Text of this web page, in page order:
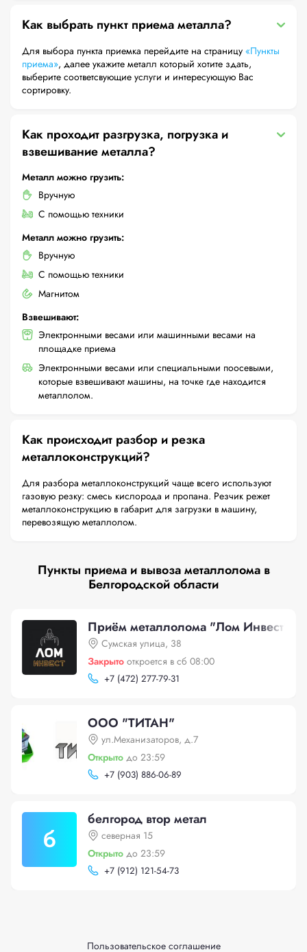
Как выбрать пункт приема металла?
Для выбора пункта приемка перейдите на страницу «Пункты
приема», далее укажите металл который хотите здать,
выберите соответсвующие услуги и интересующую Вас
сортировку.
Как проходит разгрузка, погрузка и
взвешивание металла?
Металл можно грузить:
Вручную
С помощью техники
Металл можно грузить:
Вручную
С помощью техники
Магнитом
Взвешивают:
Электронными весами или машинными весами на
площадке приема
Электронными весами или специальными поосевыми,
которые взвешивают машины, на точке где находится
металлолом.
Как происходит разбор и резка
металлоконструкций?
Для разбора металлоконструкций чаще всего используют
газовую резку: смесь кислорода и пропана. Резчик режет
металлоконструкцию в габарит для загрузки в машину,
перевозящую металлолом.
Пункты приема и вывоза металлолома в
Белгородской области
Приём металлолома "Лом Инвест",
Сумская улица, 38
Закрыто откроется в сб 08:00
+7 (472) 277-79-31
ООО "ТИТАН"
ул.Механизаторов, д.7
Открыто до 23:59
+7 (903) 886-06-89
б
белгород втор метал
северная 15
Открыто до 23:59
+7 (912) 121-54-73
Пользовательское соглашение